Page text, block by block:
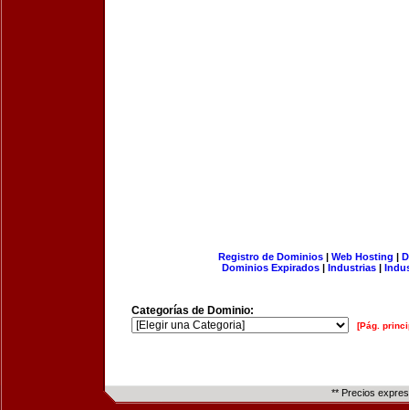
Registro de Dominios| Web Hosting |
Dominios Expirados | Industrias |
Categorías de Dominio:
[Pág.
** Precios